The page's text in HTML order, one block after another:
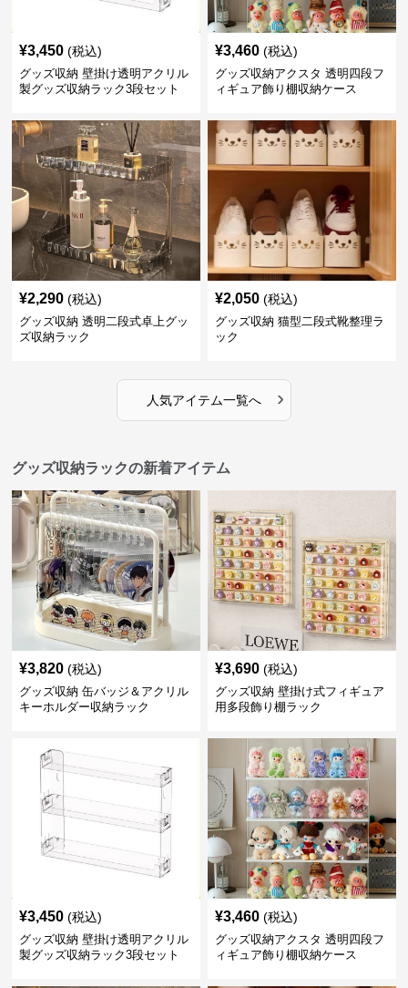
¥3,450 (税込)
グッズ収納 壁掛け透明アクリル
製グッズ収納ラック3段セット
¥3,460 (税込)
グッズ収納アクスタ 透明四段フ
ィギュア飾り棚収納ケース
¥2,290 (税込)
グッズ収納 透明二段式卓上グッ
ズ収納ラック
¥2,050 (税込)
グッズ収納 猫型二段式靴整理ラ
ック
人気アイテム一覧へ ›
グッズ収納ラックの新着アイテム
¥3,820 (税込)
グッズ収納 缶バッジ＆アクリル
キーホルダー収納ラック
¥3,690 (税込)
グッズ収納 壁掛け式フィギュア
用多段飾り棚ラック
¥3,450 (税込)
グッズ収納 壁掛け透明アクリル
製グッズ収納ラック3段セット
¥3,460 (税込)
グッズ収納アクスタ 透明四段フ
ィギュア飾り棚収納ケース